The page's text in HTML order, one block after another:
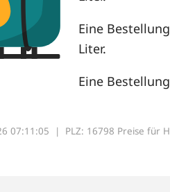
Eine
Liter.
Eine
07:11:05 | PLZ: 16798 Preise für